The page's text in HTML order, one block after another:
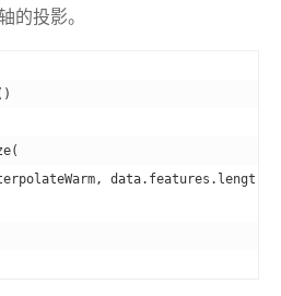
的投影。
data.features.lengt